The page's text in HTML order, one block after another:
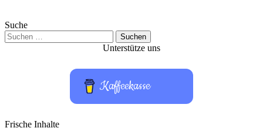
Suche
Suchen
nach:
Unterstütze uns
Kaffeekasse
Frische Inhalte